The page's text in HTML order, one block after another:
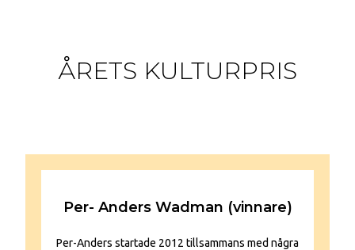
ÅRETS KULTURPRIS
Per- Anders Wadman (vinnare)
Per-Anders startade 2012 tillsammans med några